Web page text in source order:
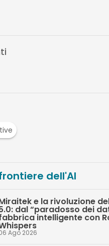
dell'AI
e la rivoluzione
dal “paradosso dei
intelligente con
Ago 2026